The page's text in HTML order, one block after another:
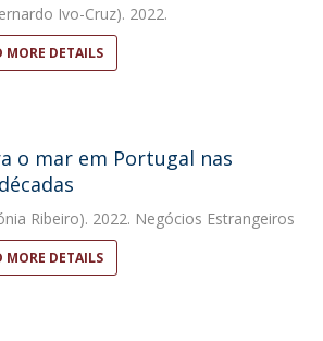
Ivo-Cruz). 2022.
DETAILS
o mar em Portugal nas
Ribeiro). 2022. Negócios Estrangeiros
DETAILS